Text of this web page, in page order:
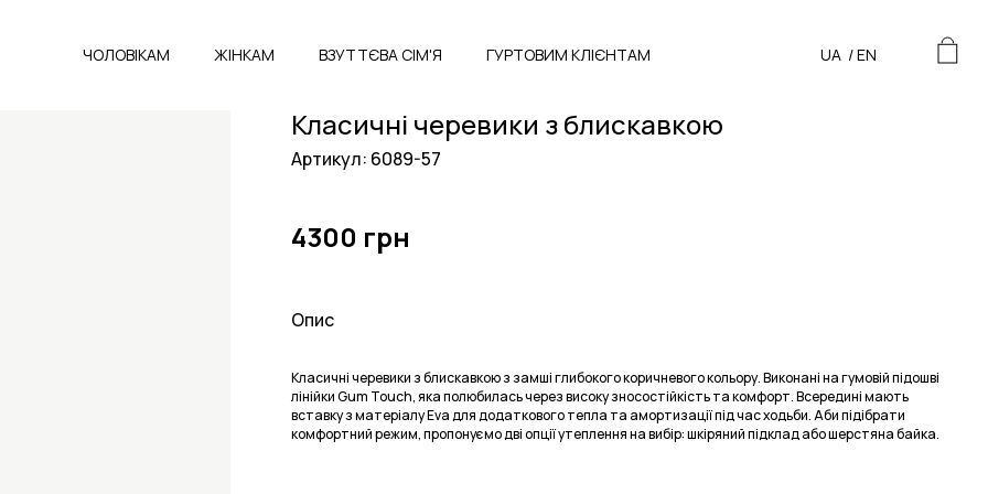
ЧОЛОВІКАМ ЖІНКАМ ВЗУТТЄВА СІМ'Я ГУРТОВИМ КЛІЄНТАМ UA /EN
Класичні черевики з блискавкою
Артикул: 6089-57
4300 грн
Опис
Класичні черевики з блискавкою з замші глибокого коричневого кольору. Виконані на гумовій підошві
лінійки Gum Touch, яка полюбилась через високу зносостійкість та комфорт. Всередині мають
вставку з матеріалу Eva для додаткового тепла та амортизації під час ходьби. Аби підібрати
комфортний режим, пропонуємо дві опції утеплення на вибір: шкіряний підклад або шерстяна байка.